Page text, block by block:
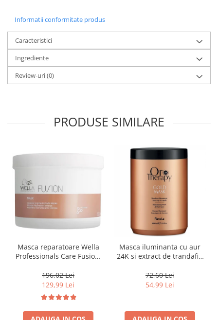
Informatii conformitate produs
Caracteristici
Ingrediente
Review-uri(0)
PRODUSE SIMILARE
Masca reparatoare Wella
Professionals Care Fusion,
196,02 Lei
129,99 Lei
Masca iluminanta cu aur
24K si extract de trandafir,
Fanola Oro Therapy, 1000
ml
72,60 Lei
54,99 Lei